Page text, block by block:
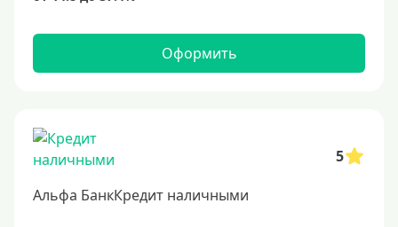
Оформить
5
Альфа БанкКредит наличными